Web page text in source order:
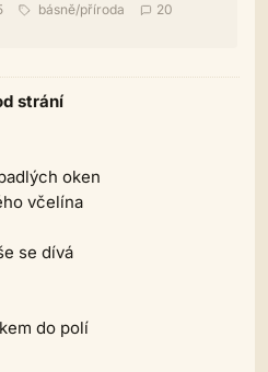
básně/příroda
20
strání
oken
včelína
se dívá
do polí